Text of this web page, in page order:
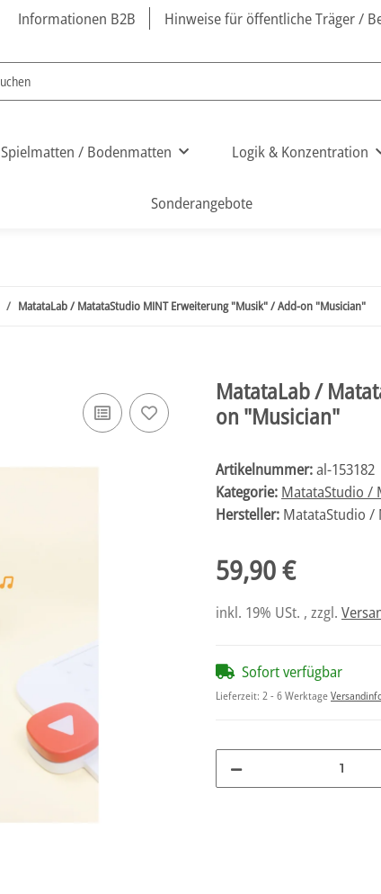
Informationen B2B Hinweise für öffentliche Träger /
Spielmatten / Bodenmatten Logik & Konzentration
Sonderangebote
MatataLab / MatataStudio MINT Erweiterung "Musik" / Add-on "Musician"
MatataLab /
on "Musician"
Artikelnummer:al-153182
Kategorie: MatataStudio /
Hersteller: MatataStudio /
59,90 €
inkl. 19% USt. , zzgl.
Sofort verfügbar
Lieferzeit: 2 - 6 Werktage